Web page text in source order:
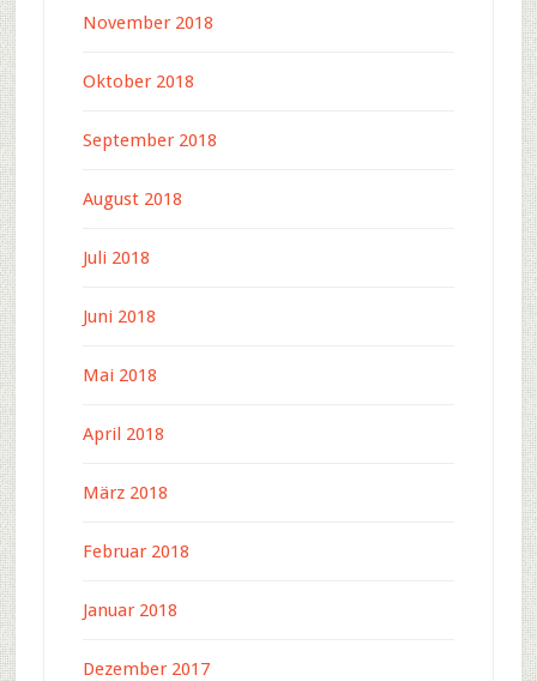
November 2018
Oktober 2018
September 2018
August 2018
Juli 2018
Juni 2018
Mai 2018
April 2018
März 2018
Februar 2018
Januar 2018
Dezember 2017